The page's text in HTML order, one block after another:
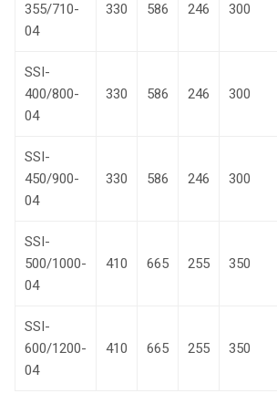
355/710-
04
330 586 246 300
SSI-
400/800-
04
330 586 246 300
SSI-
450/900-
04
330 586 246 300
SSI-
500/1000-
04
410 665 255 350
SSI-
600/1200-
04
410 665 255 350